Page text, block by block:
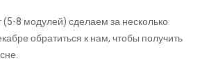
8 модулей) сделаем за несколько
обратиться к нам, чтобы получить